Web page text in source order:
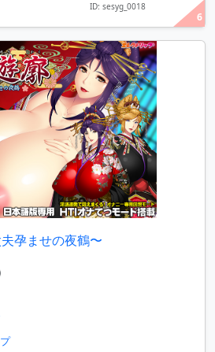
6
ID: sesyg_0018
孕ませの夜鶴〜